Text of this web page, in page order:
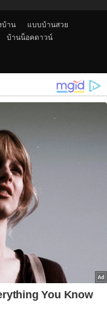
บ้าน
แบบบ้านสวย
บ้านน็อคดาวน์